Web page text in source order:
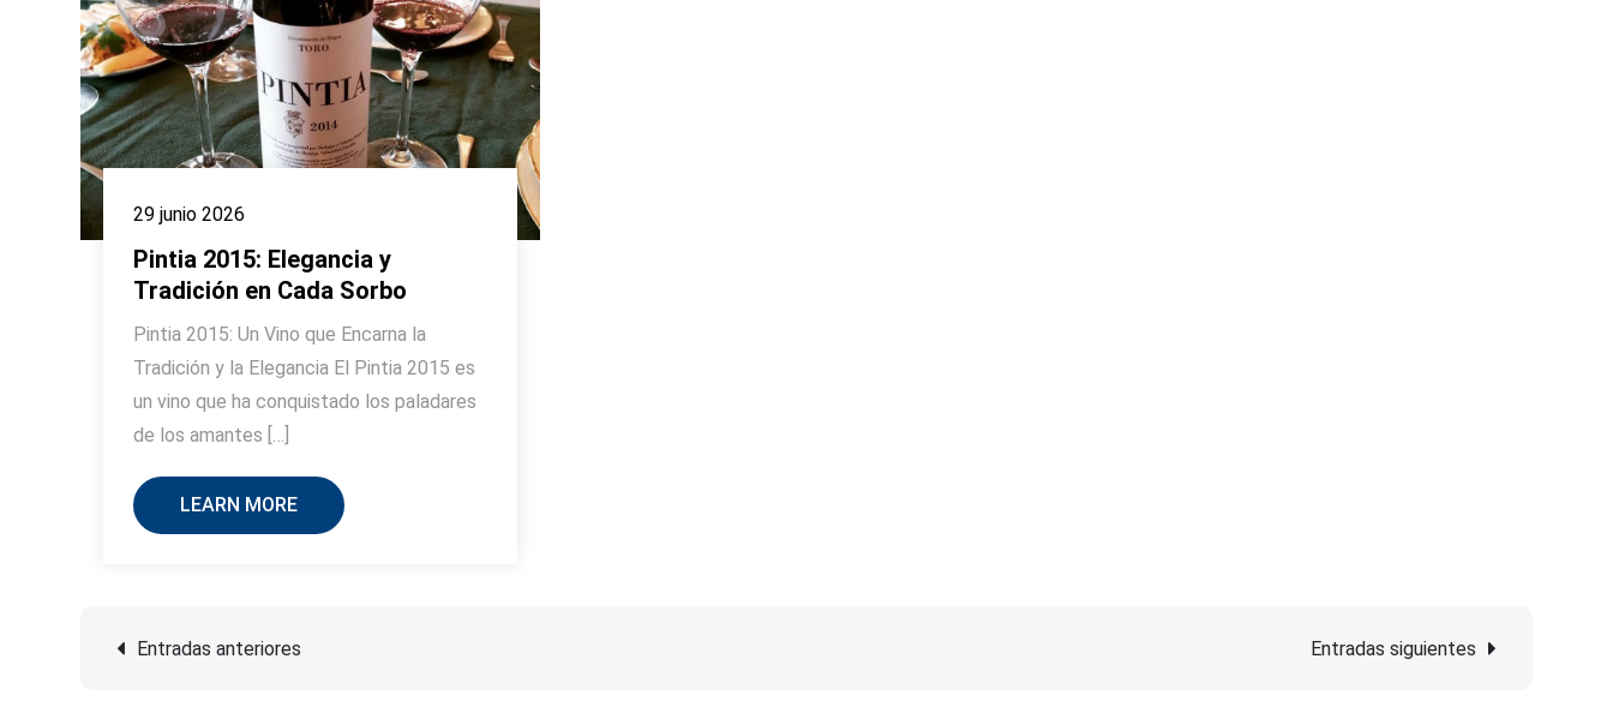
29 junio 2026
Pintia 2015: Elegancia y
Tradición en Cada Sorbo
Pintia 2015: Un Vino que Encarna la
Tradición y la Elegancia El Pintia 2015 es
un vino que ha conquistado los paladares
de los amantes […]
LEARN MORE
Navegación
Entradas anteriores Entradas siguientes